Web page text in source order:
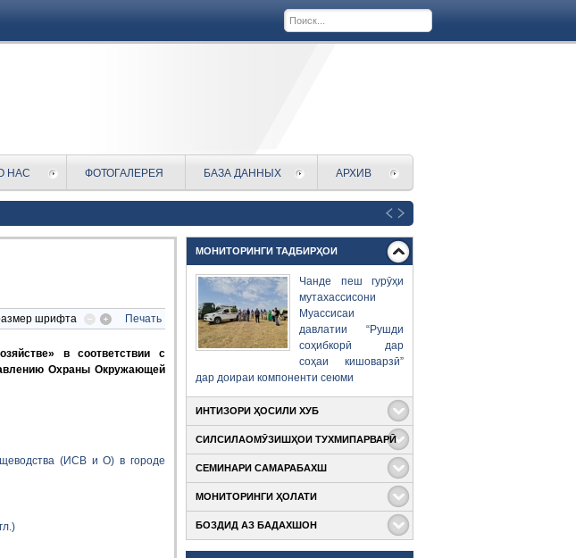
НАС ФОТОГАЛЕРЕЯ БАЗА ДАННЫХ АРХИВ
шрифта Печать
в соответствии с
Охраны Окружающей
(ИСВ и О) в городе
МОНИТОРИНГИ ТАДБИРҲОИ
Чанде пеш гурӯҳи
мутахассисони
Муассисаи
давлатии “Рушди
соҳибкорӣ дар
соҳаи кишоварзӣ”
дар доираи компоненти сеюми
ИНТИЗОРИ ҲОСИЛИ ХУБ
Бо мақсади
мушоҳидаи ҳосили
қитъаҳои кишти
гандум, ва пахта,
талаботи дарёфти
сертификати тухмӣ,
СИЛСИЛАОМӮЗИШҲОИ ТУХМИПАРВАРӢ
Дар доираи кӯмаки
техникии ФАО
(Ташкилоти
озуқаворӣ ва
Созмони Милали
СЕМИНАРИ САМАРАБАХШ
Дар доираи
Академияи
таҳсилоти
МОНИТОРИНГИ ҲОЛАТИ
Дар доираи татбиқи
компоненти якуми
БОЗДИД АЗ БАДАХШОН